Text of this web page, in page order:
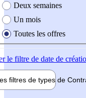
Deux semaines
Un mois
Toutes les offres
le filtre de date de
filtres de types de